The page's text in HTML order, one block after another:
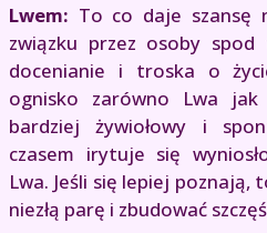
Lwem: To co daje szansę
związku przez osoby
docenianie i troska o
ognisko zarówno Lwa
bardziej żywiołowy i
czasem irytuje się
Lwa. Jeśli się lepiej poznają,
niezłą parę i zbudować